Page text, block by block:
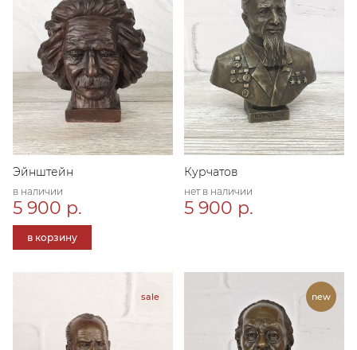
Эйнштейн
в наличии
5 900 р.
в корзину
Курчатов
нет в наличии
5 900 р.